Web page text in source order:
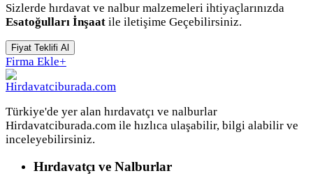
Sizlerde hırdavat ve nalbur malzemeleri ihtiyaçlarınızda
Esatoğulları İnşaat ile iletişime Geçebilirsiniz.
Fiyat Teklifi Al
Firma Ekle+
Türkiye'de yer alan hırdavatçı ve nalburlar
Hirdavatciburada.com ile hızlıca ulaşabilir, bilgi alabilir ve
inceleyebilirsiniz.
Hırdavatçı ve Nalburlar